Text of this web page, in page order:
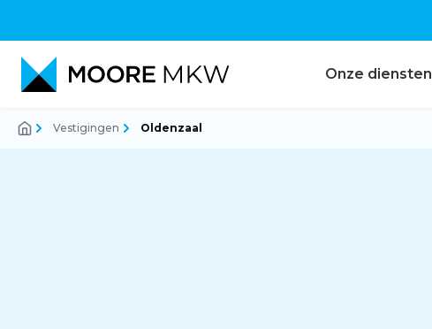
Onze diensten
Vestigingen Oldenzaal